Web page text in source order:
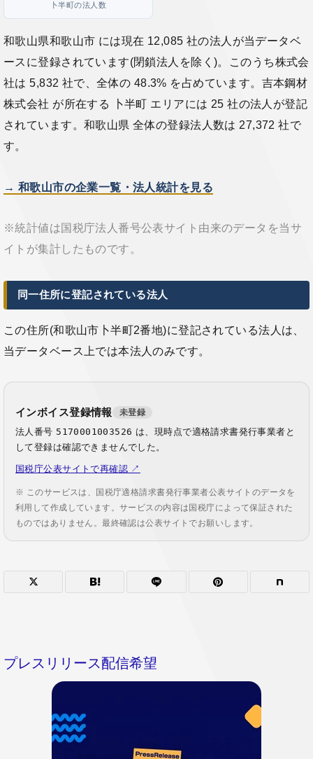
卜半町の法人数
和歌山県和歌山市 には現在 12,085 社の法人が当データベ
ースに登録されています(閉鎖法人を除く)。このうち株式会
社は 5,832 社で、全体の 48.3% を占めています。吉本鋼材
株式会社 が所在する 卜半町 エリアには 25 社の法人が登記
されています。和歌山県 全体の登録法人数は 27,372 社で
す。
→ 和歌山市の企業一覧・法人統計を見る
※統計値は国税庁法人番号公表サイト由来のデータを当サ
イトが集計したものです。
同一住所に登記されている法人
この住所(和歌山市卜半町2番地)に登記されている法人は、
当データベース上では本法人のみです。
インボイス登録情報 未登録
法人番号 5170001003526 は、現時点で適格請求書発行事業者と
して登録は確認できませんでした。
国税庁公表サイトで再確認 ↗
※ このサービスは、国税庁適格請求書発行事業者公表サイトのデータを
利用して作成しています。サービスの内容は国税庁によって保証された
ものではありません。最終確認は公表サイトでお願いします。
プレスリリース配信希望